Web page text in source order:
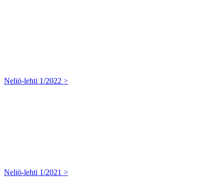
Neliö-lehti 1/2022 >
Neliö-lehti 1/2021 >